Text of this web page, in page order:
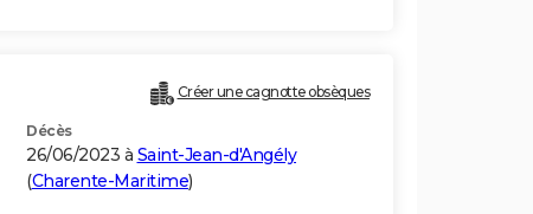
Créer une cagnotte obsèques
Décès
26/06/2023 à Saint-Jean-d'Angély
(Charente-Maritime)